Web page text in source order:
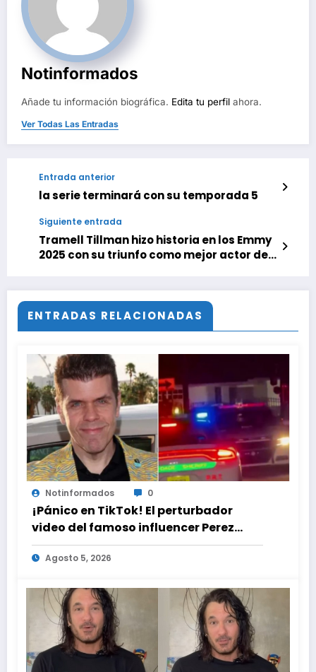
Notinformados
Añade tu información biográfica. Edita tu perfil ahora.
Ver Todas Las Entradas
Entrada anterior
la serie terminará con su temporada 5
Siguiente entrada
Tramell Tillman hizo historia en los Emmy
2025 con su triunfo como mejor actor de
ENTRADAS RELACIONADAS
Notinformados 0
¡Pánico en TikTok! El perturbador
video del famoso influencer Perez
Hilton que obligó a sus fans a pedir
ayuda médica
Agosto 5, 2026